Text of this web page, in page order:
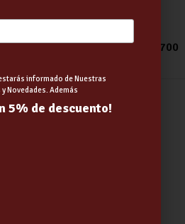
LED STICK 12W E27 CJ 2700
estarás informado de Nuestras
Novedades. Además
5% de descuento!